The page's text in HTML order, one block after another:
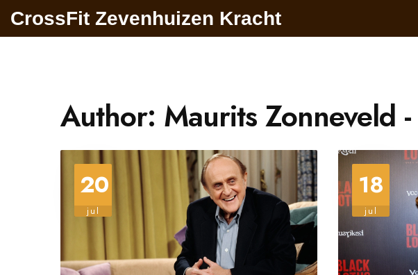
CrossFit Zevenhuizen Kracht
Author: Maurits Zonneveld
20
jul
18
jul